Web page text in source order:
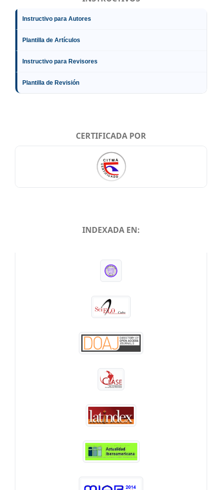
Instructivo para Autores
Plantilla de Artículos
Instructivo para Revisores
Plantilla de Revisión
CERTIFICADA POR
INDEXADA EN: